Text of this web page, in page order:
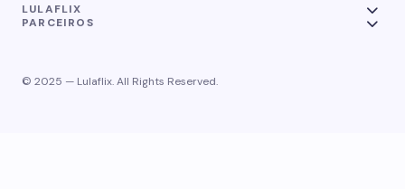
LULAFLIX
PARCEIROS
© 2025 — Lulaflix. All Rights Reserved.